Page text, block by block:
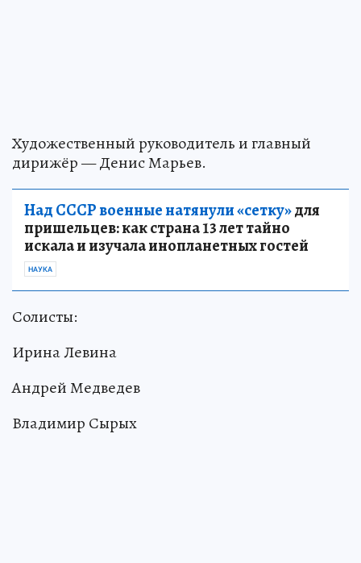
Художественный руководитель и главный
дирижёр — Денис Марьев.
Над СССР военные натянули «сетку»для
пришельцев: как страна 13 лет тайно
искала и изучала инопланетных гостей
НАУКА
Солисты:
Ирина Левина
Андрей Медведев
Владимир Сырых